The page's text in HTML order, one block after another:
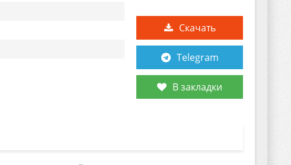
Скачать
Telegram
В закладки